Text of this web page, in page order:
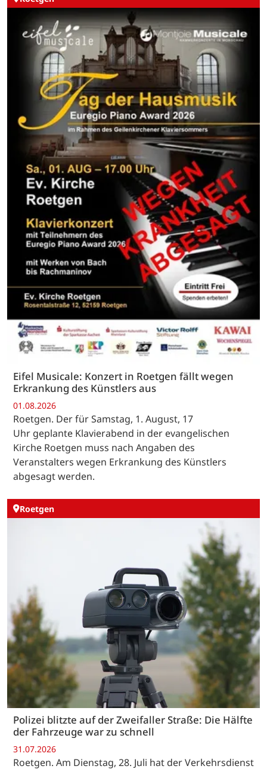
Eifel Musicale: Konzert in Roetgen fällt wegen
Erkrankung des Künstlers aus
01.08.2026
Roetgen. Der für Samstag, 1. August, 17
Uhr geplante Klavierabend in der evangelischen
Kirche Roetgen muss nach Angaben des
Veranstalters wegen Erkrankung des Künstlers
abgesagt werden.
Roetgen
Polizei blitzte auf der Zweifaller Straße: Die Hälfte
der Fahrzeuge war zu schnell
31.07.2026
Roetgen. Am Dienstag, 28. Juli hat der Verkehrsdienst